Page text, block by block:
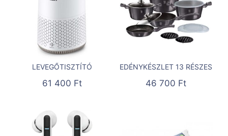
LEVEGŐTISZTÍTÓ
61 400 Ft
EDÉNYKÉSZLET 13 RÉSZES
46 700 Ft